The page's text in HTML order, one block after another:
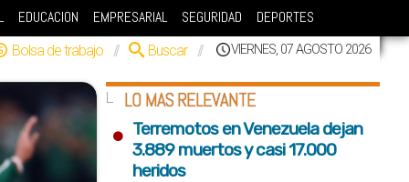
EDUCACION EMPRESARIAL SEGURIDAD DEPORTES
VIERNES, 07 AGOSTO 2026
//
Buscar
//
Bolsa de trabajo
LO MAS RELEVANTE
• Terremotos en Venezuela dejan
3.889 muertos y casi 17.000
heridos